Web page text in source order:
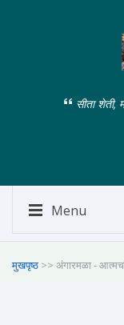
सीता शेती,
Menu
मुखपृष्ठ >> अंगारमळा -